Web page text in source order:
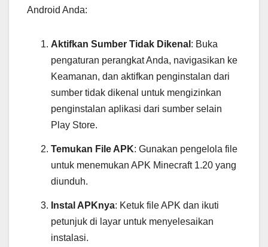
Android Anda:
Aktifkan Sumber Tidak Dikenal : Buka
pengaturan perangkat Anda, navigasikan ke
Keamanan, dan aktifkan penginstalan dari
sumber tidak dikenal untuk mengizinkan
penginstalan aplikasi dari sumber selain
Play Store.
Temukan File APK: Gunakan pengelola file
untuk menemukan APK Minecraft 1.20 yang
diunduh.
Instal APKnya: Ketuk file APK dan ikuti
petunjuk di layar untuk menyelesaikan
instalasi.